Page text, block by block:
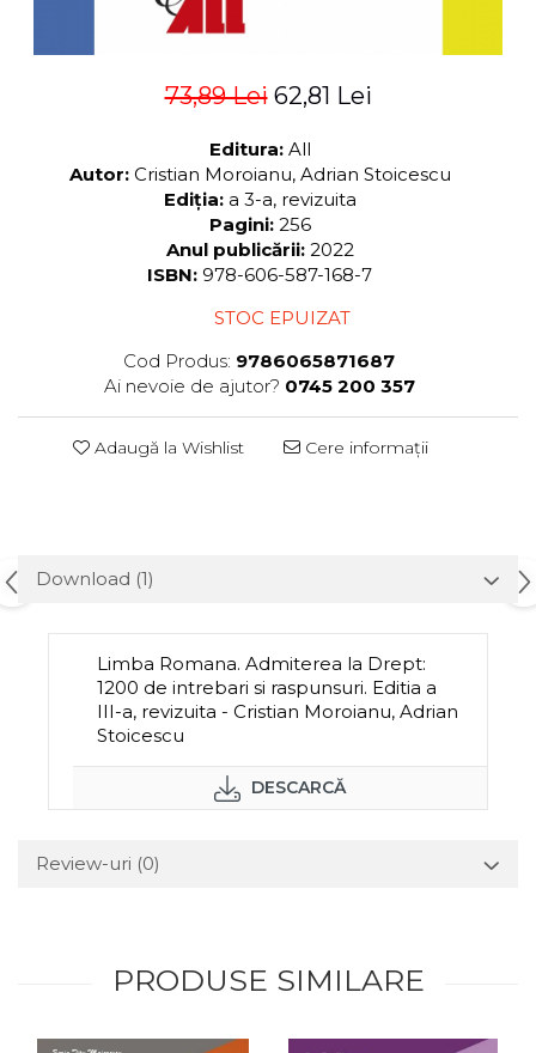
73,89 Lei 62,81 Lei
Editura: All
Autor: Cristian Moroianu, Adrian Stoicescu
Ediția: a 3-a, revizuita
Pagini: 256
Anul publicării: 2022
ISBN: 978-606-587-168-7
STOC EPUIZAT
Cod Produs: 9786065871687
Ai nevoie de ajutor? 0745 200 357
Adaugă la Wishlist Cere informații
Download (1)
Limba Romana. Admiterea la Drept:
1200 de intrebari si raspunsuri. Editia a
III-a, revizuita - Cristian Moroianu, Adrian
Stoicescu
DESCARCĂ
Review-uri (0)
PRODUSE SIMILARE